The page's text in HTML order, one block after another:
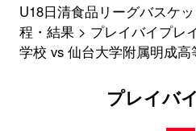
U18日清食品リーグバスケ
程・結果
プレイバイプレ
学校 vs 仙台大学附属明成高
プレイバ